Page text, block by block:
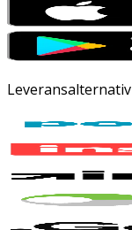
Leveransalternativ